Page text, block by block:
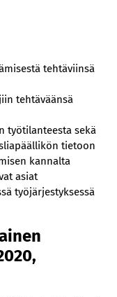
tehtäviinsä
tehtäväänsä
työtilanteesta sekä
tietoon
kannalta
asiat
työjärjestyksessä